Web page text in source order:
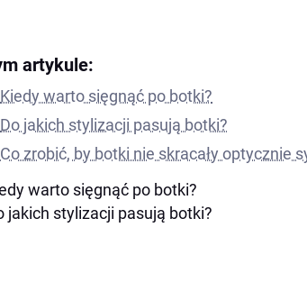
artykule:
Kiedy warto sięgnąć po botki?
Do jakich stylizacji pasują botki?
Co zrobić, by botki nie skracały optycznie
warto sięgnąć po botki?
jakich stylizacji pasują botki?